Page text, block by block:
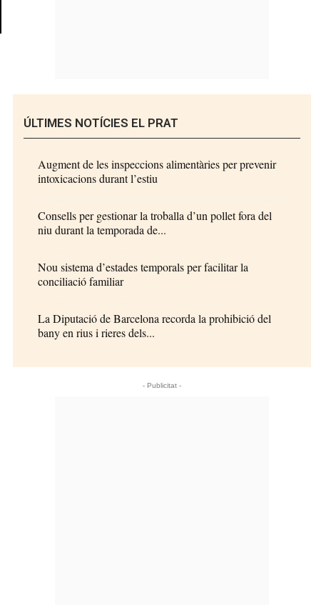
ÚLTIMES NOTÍCIES EL PRAT
Augment de les inspeccions alimentàries per prevenir
intoxicacions durant l’estiu
Consells per gestionar la troballa d’un pollet fora del
niu durant la temporada de...
Nou sistema d’estades temporals per facilitar la
conciliació familiar
La Diputació de Barcelona recorda la prohibició del
bany en rius i rieres dels...
- Publicitat -